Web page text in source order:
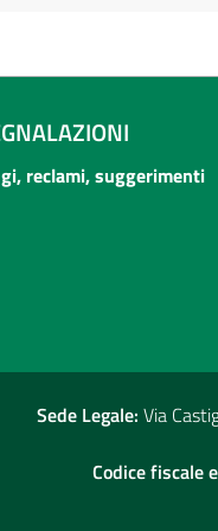
reclami, suggerimenti
Sede Legale: Via
Codice fiscale